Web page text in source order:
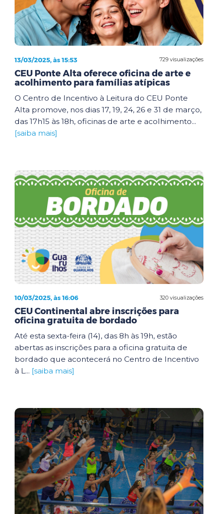
729 visualizações
13/03/2025, às 15:53
CEU Ponte Alta oferece oficina de arte e
acolhimento para famílias atípicas
O Centro de Incentivo à Leitura do CEU Ponte
Alta promove, nos dias 17, 19, 24, 26 e 31 de março,
das 17h15 às 18h, oficinas de arte e acolhimento...
[saiba mais]
320 visualizações
10/03/2025, às 16:06
CEU Continental abre inscrições para
oficina gratuita de bordado
Até esta sexta-feira (14), das 8h às 19h, estão
abertas as inscrições para a oficina gratuita de
bordado que acontecerá no Centro de Incentivo
à L... [saiba mais]